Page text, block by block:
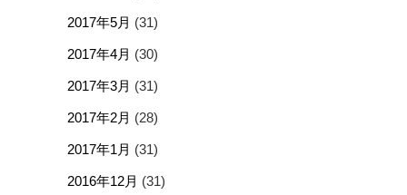
2017年5月 (31)
2017年4月 (30)
2017年3月 (31)
2017年2月 (28)
2017年1月 (31)
2016年12月 (31)